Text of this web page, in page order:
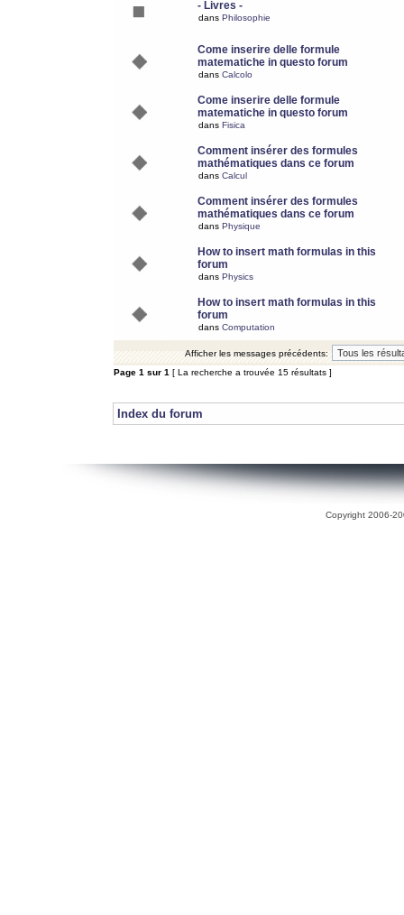
- Livres -
dans Philosophie
Come inserire delle formule
matematiche in questo forum
dans Calcolo
Come inserire delle formule
matematiche in questo forum
dans Fisica
Comment insérer des formules
mathématiques dans ce forum
dans Calcul
Comment insérer des formules
mathématiques dans ce forum
dans Physique
How to insert math formulas in this
forum
dans Physics
How to insert math formulas in this
forum
dans Computation
Afficher les messages précédents:
Page 1 sur 1 [ La recherche a trouvée 15 résultats ]
Index du forum
Copyright 2006-